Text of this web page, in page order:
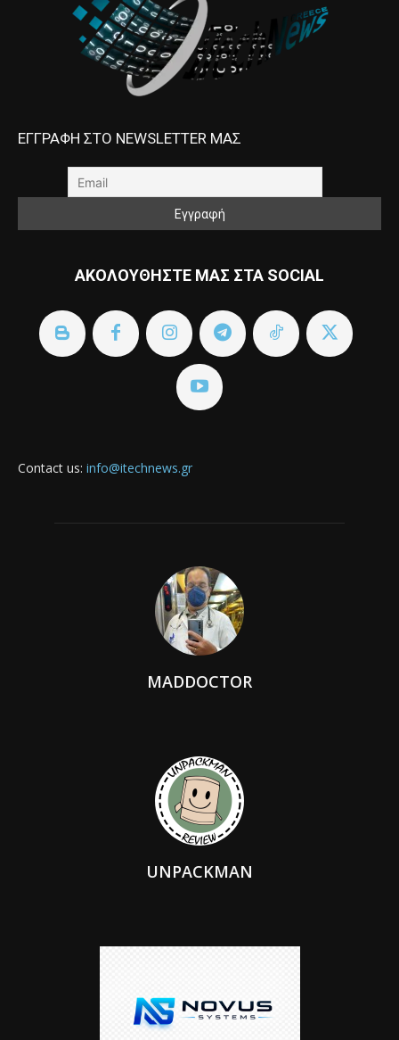
ΕΓΓΡΑΦΗ ΣΤΟ NEWSLETTER ΜΑΣ
ΑΚΟΛΟΥΘΗΣΤΕ ΜΑΣ ΣΤΑ SOCIAL
Contact us: info@itechnews.gr
MADDOCTOR
UNPACKMAN